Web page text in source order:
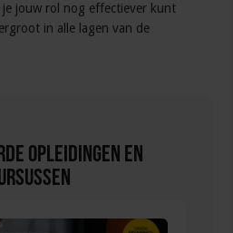
jouw rol nog effectiever kunt
in alle lagen van de
Opleidingen en